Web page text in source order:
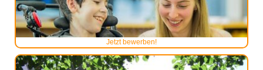
Jetzt bewerben!